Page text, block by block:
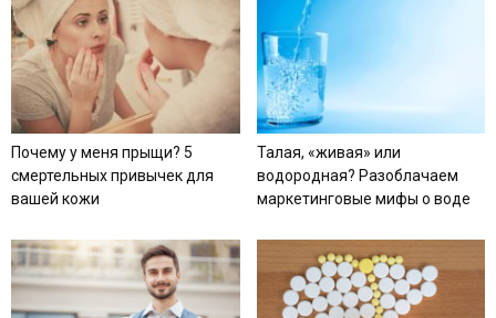
Почему у меня прыщи? 5
смертельных привычек для
вашей кожи
Талая, «живая» или
водородная? Разоблачаем
маркетинговые мифы о воде